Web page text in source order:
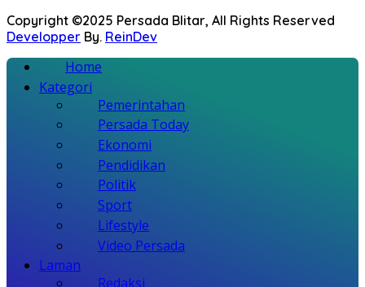
Copyright ©2025 Persada Blitar, All Rights Reserved
Developper By. ReinDev
Home
Kategori
Pemerintahan
Persada Today
Ekonomi
Pendidikan
Politik
Sport
Lifestyle
Video Persada
Laman
Redaksi